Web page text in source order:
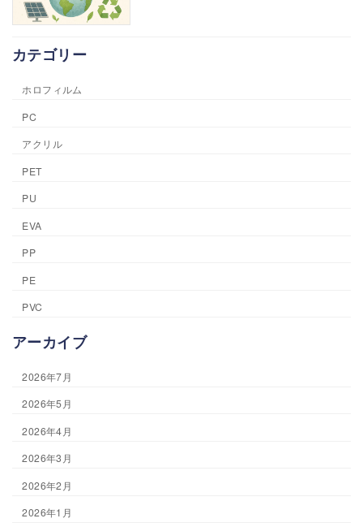
カテゴリー
ホロフィルム
PC
アクリル
PET
PU
EVA
PP
PE
PVC
アーカイブ
2026年7月
2026年5月
2026年4月
2026年3月
2026年2月
2026年1月